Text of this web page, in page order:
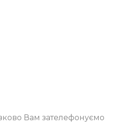
Вам зателефонуємо